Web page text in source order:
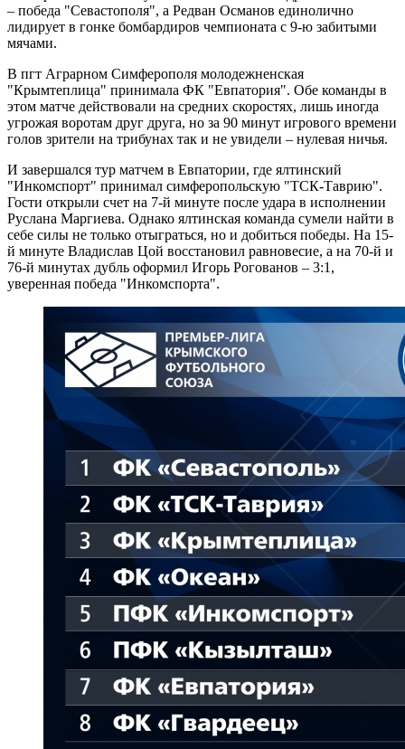
– победа "Севастополя", а Редван Османов единолично
лидирует в гонке бомбардиров чемпионата с 9-ю забитыми
мячами.
В пгт Аграрном Симферополя молодежненская
"Крымтеплица" принимала ФК "Евпатория". Обе команды в
этом матче действовали на средних скоростях, лишь иногда
угрожая воротам друг друга, но за 90 минут игрового времени
голов зрители на трибунах так и не увидели – нулевая ничья.
И завершался тур матчем в Евпатории, где ялтинский
"Инкомспорт" принимал симферопольскую "ТСК-Таврию".
Гости открыли счет на 7-й минуте после удара в исполнении
Руслана Маргиева. Однако ялтинская команда сумели найти в
себе силы не только отыграться, но и добиться победы. На 15-
й минуте Владислав Цой восстановил равновесие, а на 70-й и
76-й минутах дубль оформил Игорь Рогованов – 3:1,
уверенная победа "Инкомспорта".